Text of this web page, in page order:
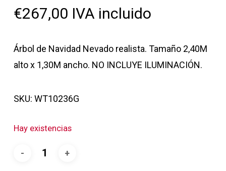
€267,00 IVA incluido
Árbol de Navidad Nevado realista. Tamaño 2,40M
alto x 1,30M ancho. NO INCLUYE ILUMINACIÓN.
SKU: WT10236G
Hay existencias